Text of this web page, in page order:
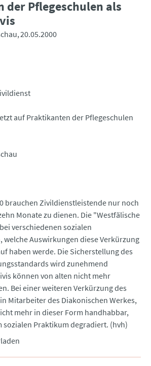
der Pflegeschulen als
20.05.2000
auf Praktikanten der Pflegeschulen
brauchen Zivildienstleistende nur noch
Monate zu dienen. Die "Westfälische
verschiedenen sozialen
welche Auswirkungen diese Verkürzung
haben werde. Die Sicherstellung des
wird zunehmend
können von alten nicht mehr
Bei einer weiteren Verkürzung des
Mitarbeiter des Diakonischen Werkes,
mehr in dieser Form handhabbar,
sozialen Praktikum degradiert. (hvh)